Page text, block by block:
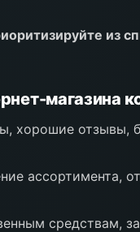
из
магазина
хорошие отзывы,
ассортимента,
средствам,